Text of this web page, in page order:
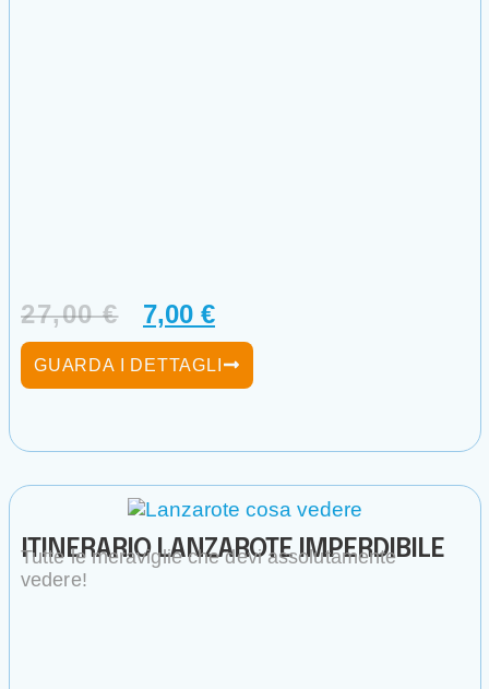
27,00€ 7,00 €
GUARDA I DETTAGLI
ITINERARIO LANZAROTE IMPERDIBILE
Tutte le meraviglie che devi assolutamente
vedere!